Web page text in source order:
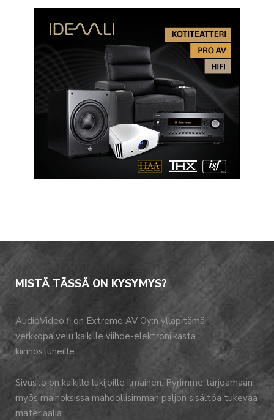
MISTÄ TÄSSÄ ON KYSYMYS?
AudioVideo.fi on Extreme AV Oy:n ylläpitämä
verkkopalvelu kaikille viihde-elektroniikasta
kiinnostuneille.
Sivusto on kaikille lukijoille ilmainen. Pyrimme tarjoamaan
myös mainoksissa mahdollisimman paljon sisältöä tukevaa
materiaalia.